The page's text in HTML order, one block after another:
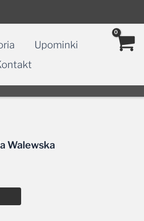
Upominki
Walewska